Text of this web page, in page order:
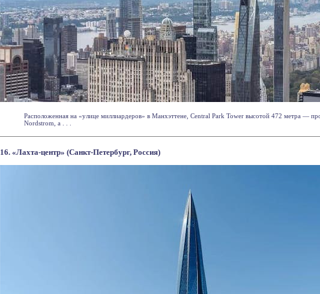
Расположенная на «улице миллиардеров» в Манхэттене, Central Park Tower высотой 472 метра —
Nordstrom, а . . .
16. «Лахта-центр» (Санкт-Петербург, Россия)